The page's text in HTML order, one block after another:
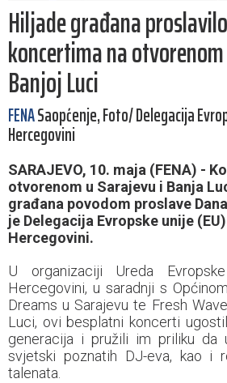
Hiljade građana
koncertima na
Banjoj Luci
FENASaopćenje, Foto/ Delegacija
Hercegovini
SARAJEVO, 10. maja (FENA) -
otvorenom u Sarajevu i Banja
građana povodom proslave
je Delegacija Evropske unije
Hercegovini.
U organizaciji Ureda
Hercegovini, u saradnji s
Dreams u Sarajevu te Fresh
Luci, ovi besplatni koncerti
generacija i pružili im priliku da
svjetski poznatih DJ-eva, kao i
talenata.